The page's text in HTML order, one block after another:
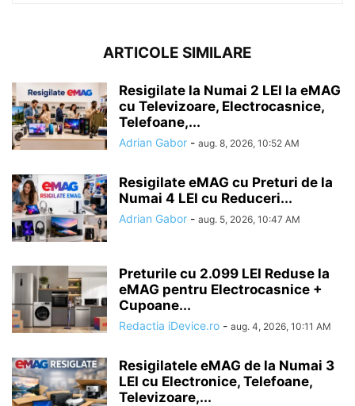
ARTICOLE SIMILARE
Resigilate la Numai 2 LEI la eMAG
cu Televizoare, Electrocasnice,
Telefoane,...
Adrian Gabor - aug. 8, 2026, 10:52 AM
Resigilate eMAG cu Preturi de la
Numai 4 LEI cu Reduceri...
Adrian Gabor - aug. 5, 2026, 10:47 AM
Preturile cu 2.099 LEI Reduse la
eMAG pentru Electrocasnice +
Cupoane...
Redactia iDevice.ro - aug. 4, 2026, 10:11 AM
Resigilatele eMAG de la Numai 3
LEI cu Electronice, Telefoane,
Televizoare,...